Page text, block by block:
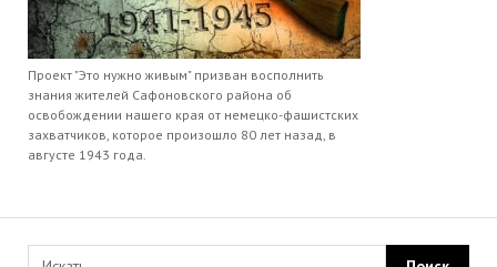
Проект "Это нужно живым" призван восполнить
знания жителей Сафоновского района об
освобождении нашего края от немецко-фашистских
захватчиков, которое произошло 80 лет назад, в
августе 1943 года.